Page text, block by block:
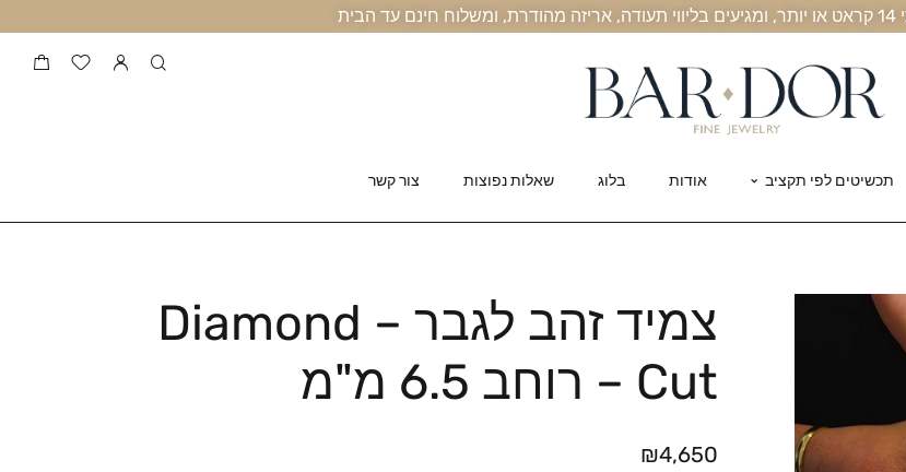
תכשיטים לפי תקציב אודות בלוג שאלות נפוצות צור קשר
צמיד זהב לגבר – Diamond
Cut – רוחב 6.5 מ"מ
₪4,650